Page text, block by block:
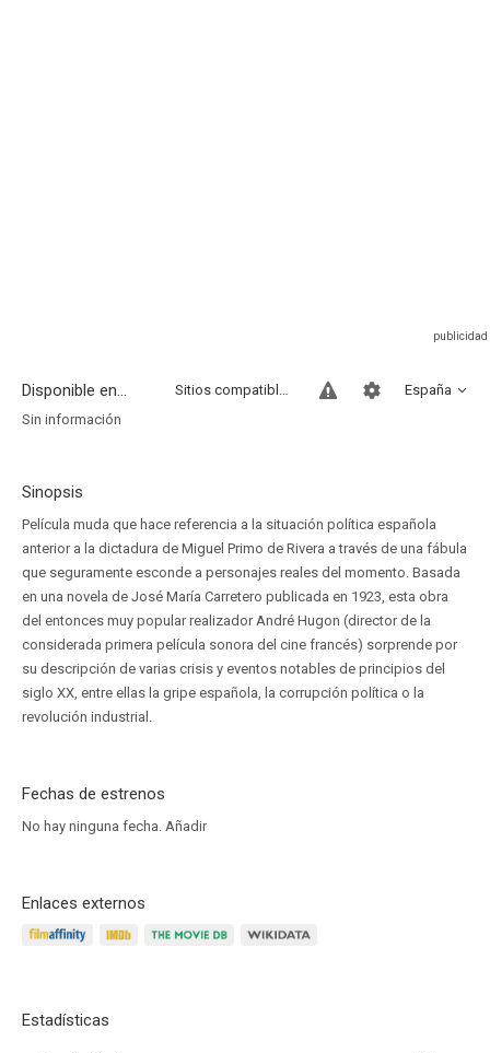
Disponible en... España
Sitios compatibles
Sin información
Sinopsis
Película muda que hace referencia a la situación política española
anterior a la dictadura de Miguel Primo de Rivera a través de una fábula
que seguramente esconde a personajes reales del momento. Basada
en una novela de José María Carretero publicada en 1923, esta obra
del entonces muy popular realizador André Hugon (director de la
considerada primera película sonora del cine francés) sorprende por
su descripción de varias crisis y eventos notables de principios del
siglo XX, entre ellas la gripe española, la corrupción política o la
revolución industrial.
Fechas de estrenos
No hay ninguna fecha. Añadir
Enlaces externos
Estadísticas